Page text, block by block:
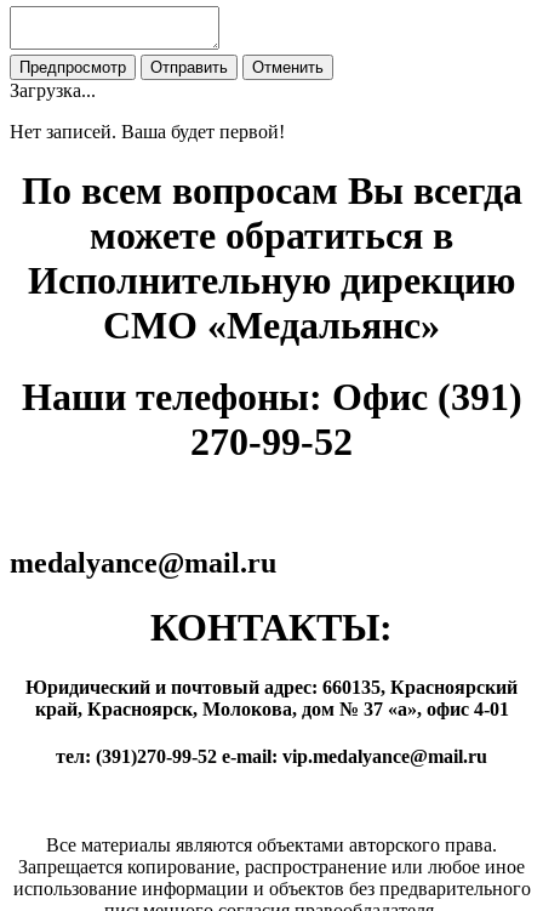
Загрузка...
Нет записей. Ваша будет первой!
По всем вопросам Вы всегда
можете обратиться в
Исполнительную дирекцию
СМО «Медальянс»
Наши телефоны: Офис (391)
270-99-52
medalyance@mail.ru
КОНТАКТЫ:
Юридический и почтовый адрес: 660135, Красноярский
край, Красноярск, Молокова, дом № 37 «а», офис 4-01
тел: (391)270-99-52 e-mail: vip.medalyance@mail.ru
Все материалы являются объектами авторского права.
Запрещается копирование, распространение или любое иное
использование информации и объектов без предварительного